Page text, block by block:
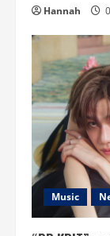
Hannah
Music